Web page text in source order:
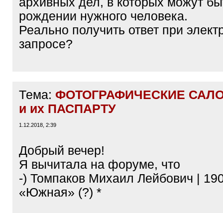
рождении нужного человека.
Реально получить ответ при
запросе?
Тема: ФОТОГРАФИЧЕСКИЕ
и их ПАСПАРТУ
1.12.2018, 2:39
Добрый вечер!
Я вычитала на форуме, что
-) Томпаков Михаил Лейбович |
«Южная» (?) *